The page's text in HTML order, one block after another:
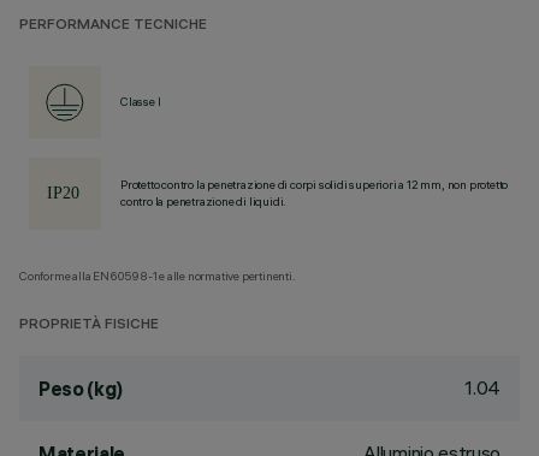
PERFORMANCE TECNICHE
Classe I
Protetto contro la penetrazione di corpi solidi superiori a 12 mm, non protetto
contro la penetrazione di liquidi.
Conforme alla EN60598-1 e alle normative pertinenti.
PROPRIETÀ FISICHE
Peso (kg) 1.04